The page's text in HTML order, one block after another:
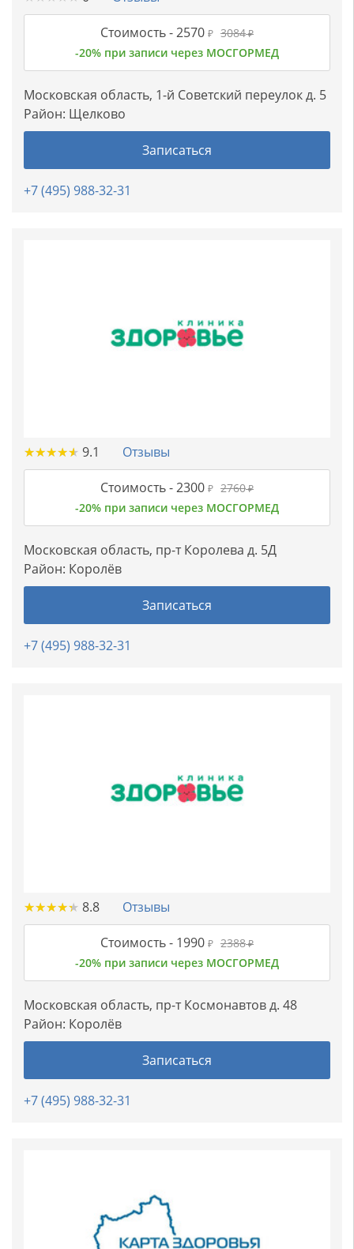
Стоимость -2570 ₽ 3084₽
-20% при записи через МОСГОРМЕД
Московская область, 1-й Советский переулок д. 5
Район: Щелково
Записаться
+7 (495) 988-32-31
★★★★★
★★★★★ 9.1 Отзывы
Стоимость -2300 ₽ 2760₽
-20% при записи через МОСГОРМЕД
Московская область, пр-т Королева д. 5Д
Район: Королёв
Записаться
+7 (495) 988-32-31
★★★★★
★★★★★ 8.8 Отзывы
Стоимость - 1990 ₽ 2388₽
-20% при записи через МОСГОРМЕД
Московская область, пр-т Космонавтов д. 48
Район: Королёв
Записаться
+7 (495) 988-32-31